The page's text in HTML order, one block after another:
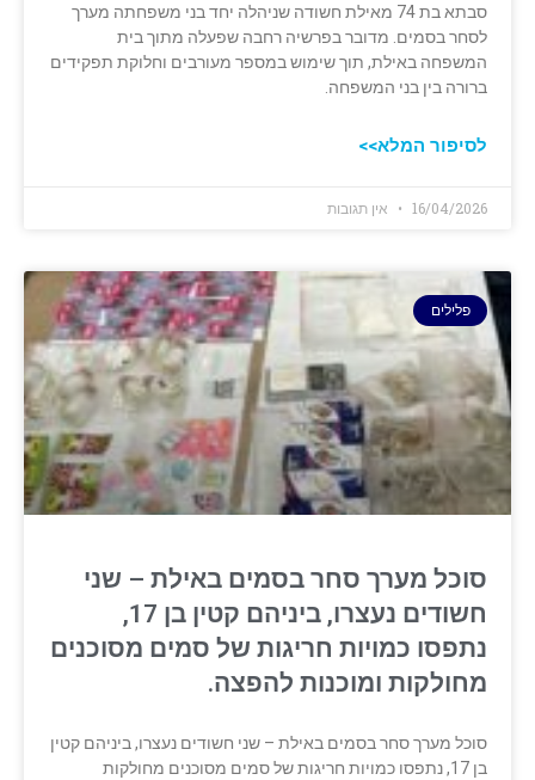
סבתא בת 74 מאילת חשודה שניהלה יחד בני משפחתה מערך
לסחר בסמים. מדובר בפרשיה רחבה שפעלה מתוך בית
המשפחה באילת, תוך שימוש במספר מעורבים וחלוקת תפקידים
ברורה בין בני המשפחה.
לסיפור המלא>>
16/04/2026 אין תגובות
פלילים
סוכל מערך סחר בסמים באילת – שני
חשודים נעצרו, ביניהם קטין בן 17,
נתפסו כמויות חריגות של סמים מסוכנים
מחולקות ומוכנות להפצה.
סוכל מערך סחר בסמים באילת – שני חשודים נעצרו, ביניהם קטין
בן 17, נתפסו כמויות חריגות של סמים מסוכנים מחולקות